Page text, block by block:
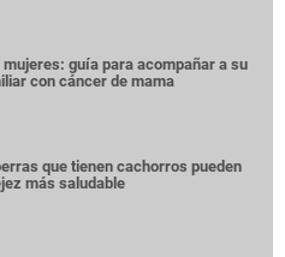
mujeres: guía para acompañar a su
con cáncer de mama
que tienen cachorros pueden
más saludable